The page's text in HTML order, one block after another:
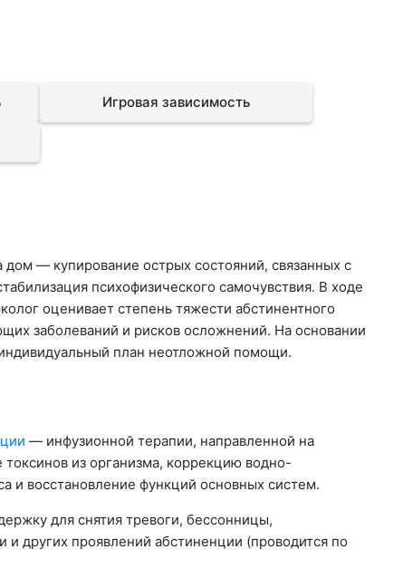
Игровая зависимость
дом — купирование острых состояний, связанных с
психофизического самочувствия. В ходе
оценивает степень тяжести абстинентного
заболеваний и рисков осложнений. На основании
план неотложной помощи.
— инфузионной терапии, направленной на
из организма, коррекцию водно-
и восстановление функций основных систем.
для снятия тревоги, бессонницы,
и других проявлений абстиненции (проводится по